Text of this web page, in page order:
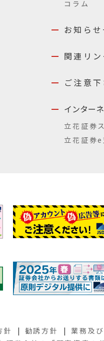
コラム
お知らせ
関連リン
ご注意下
インター
立花証券
立花証券e
針 勧誘方針
業務及